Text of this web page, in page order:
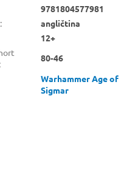
9781804577981
:
angličtina
12+
:
80-46
Warhammer Age of
Sigmar